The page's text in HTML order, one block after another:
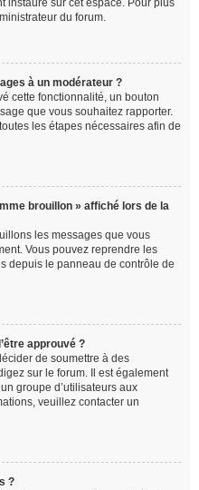
instauré sur cet espace. Pour plus
du forum.
à un modérateur ?
cette fonctionnalité, un bouton
que vous souhaitez rapporter.
les étapes nécessaires afin de
brouillon » affiché lors de la
les messages que vous
Vous pouvez reprendre les
depuis le panneau de contrôle de
approuvé ?
de soumettre à des
sur le forum. Il est également
groupe d’utilisateurs aux
veuillez contacter un
?